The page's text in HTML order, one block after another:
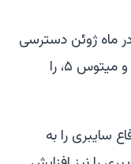
ماه ژوئن دسترسی
اتباع خارجی به آخرین مدل‌های هوش مصنوعی شرکت انتروپیک، یعنی فیبل ۵ و میتوس ۵، را
سایبری را به